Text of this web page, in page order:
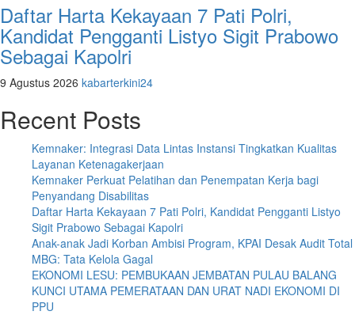
Daftar Harta Kekayaan 7 Pati Polri,
Kandidat Pengganti Listyo Sigit Prabowo
Sebagai Kapolri
9 Agustus 2026 kabarterkini24
Recent Posts
Kemnaker: Integrasi Data Lintas Instansi Tingkatkan Kualitas
Layanan Ketenagakerjaan
Kemnaker Perkuat Pelatihan dan Penempatan Kerja bagi
Penyandang Disabilitas
Daftar Harta Kekayaan 7 Pati Polri, Kandidat Pengganti Listyo
Sigit Prabowo Sebagai Kapolri
Anak-anak Jadi Korban Ambisi Program, KPAI Desak Audit Total
MBG: Tata Kelola Gagal
EKONOMI LESU: PEMBUKAAN JEMBATAN PULAU BALANG
KUNCI UTAMA PEMERATAAN DAN URAT NADI EKONOMI DI
PPU